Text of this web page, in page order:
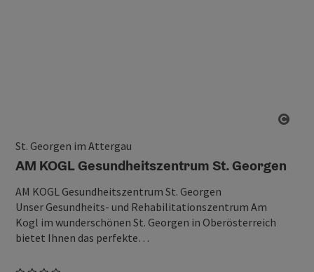
St. Georgen im Attergau
AM KOGL Gesundheitszentrum St. Georgen
AM KOGL Gesundheitszentrum St. Georgen
Unser Gesundheits- und Rehabilitationszentrum Am
Kogl im wunderschönen St. Georgen in Oberösterreich
bietet Ihnen das perfekte…